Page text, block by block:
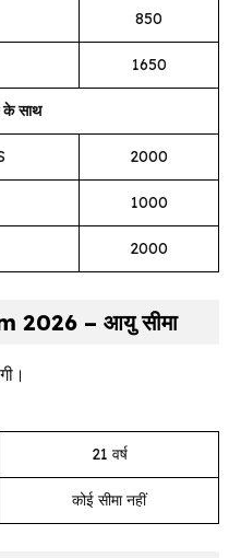
₹850
₹1650
साथ
₹2000
₹1000
₹2000
2026 – आयु सीमा
21 वर्ष
कोई सीमा नहीं